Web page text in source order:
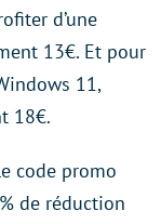
d’une
13€. Et pour
11,
18€.
code promo
de réduction